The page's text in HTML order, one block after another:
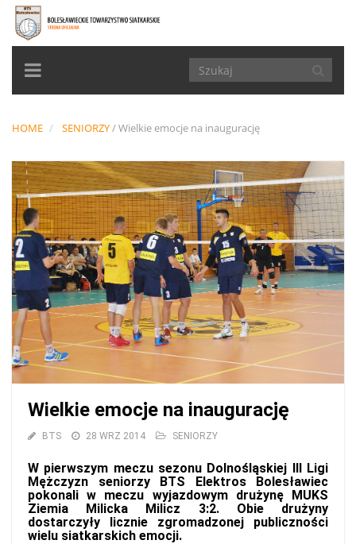
TOGGLE
NAVIGATION
HOME SENIORZY/Wielkie emocje na inaugurację
Wielkie emocje na inaugurację
BTS 28 WRZ 2014 SENIORZY
W pierwszym meczu sezonu Dolnośląskiej III Ligi
Mężczyzn seniorzy BTS Elektros Bolesławiec
pokonali w meczu wyjazdowym drużynę MUKS
Ziemia Milicka Milicz 3:2. Obie drużyny
dostarczyły licznie zgromadzonej publiczności
wielu siatkarskich emocji.